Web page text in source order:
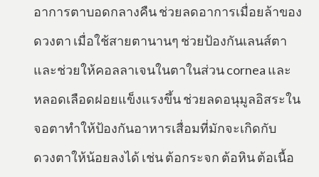
อาการตาบอดกลางคืน ช่วยลดอาการเมื่อยล้าของ
ดวงตา เมื่อใช้สายตานานๆ ช่วยป้องกันเลนส์ตา
และช่วยให้คอลลาเจนในตาในส่วน cornea และ
หลอดเลือดฝอยแข็งแรงขึ้น ช่วยลดอนุมูลอิสระใน
จอตาทำให้ป้องกันอาหารเสื่อมที่มักจะเกิดกับ
ดวงตาให้น้อยลงได้ เช่น ต้อกระจก ต้อหิน ต้อเนื้อ